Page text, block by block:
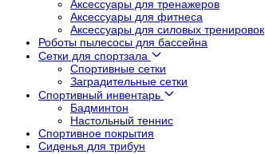
Аксессуары для тренажеров
Аксессуары для фитнеса
Аксессуары для силовых тренировок
Роботы пылесосы для бассейна
Сетки для спортзала
Спортивные сетки
Заградительные сетки
Спортивный инвентарь
Бадминтон
Настольный теннис
Спортивное покрытия
Сиденья для трибун